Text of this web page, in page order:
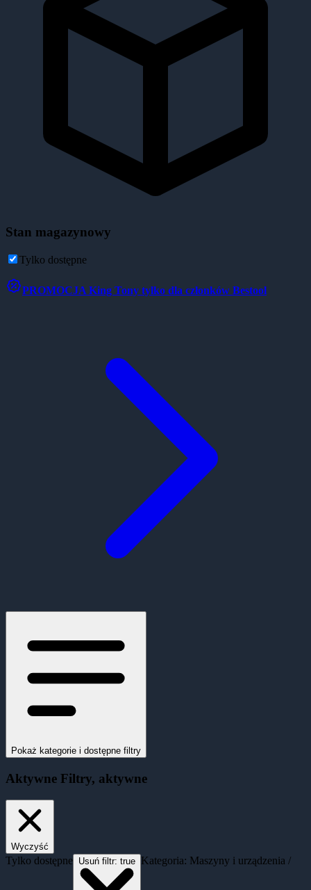
Stan magazynowy
Tylko dostępne
PROMOCJA King Tony tylko dla członków Bestool
Pokaż kategorie i dostępne filtry
Aktywne Filtry, aktywne
Wyczyść
Tylko dostępne Usuń filtr: true Kategoria: Maszyny i urządzenia /